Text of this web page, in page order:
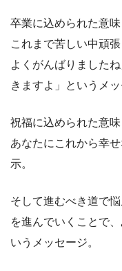
卒業に込められた意味
これまで苦しい中頑
よくがんばりました
きますよ」というメッ
祝福に込められた意味
あなたにこれから幸
示。
そして進むべき道で
を進んでいくことで
いうメッセージ。